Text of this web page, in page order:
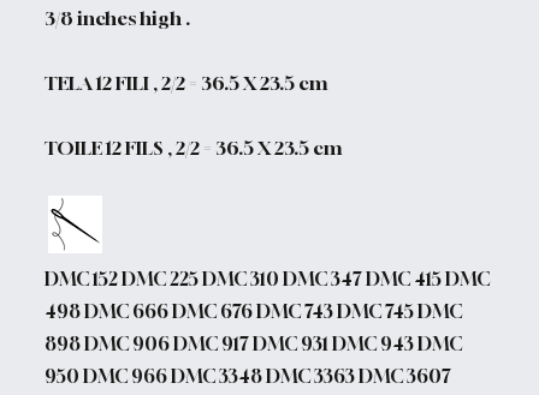
3/8 inches high .
TELA 12 FILI , 2/2 = 36.5 X 23.5 cm
TOILE 12 FILS , 2/2 = 36.5 X 23.5 cm
DMC 152 DMC 225 DMC 310 DMC 347 DMC 415 DMC
498 DMC 666 DMC 676 DMC 743 DMC 745 DMC
898 DMC 906 DMC 917 DMC 931 DMC 943 DMC
950 DMC 966 DMC 3348 DMC 3363 DMC 3607